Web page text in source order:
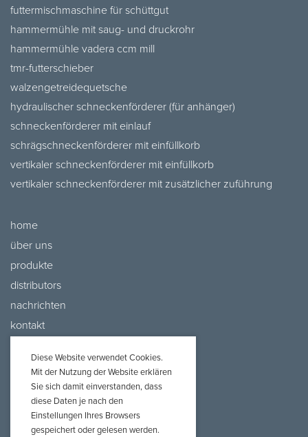
home
über uns
produkte
distributors
nachrichten
kontakt
futtermischmaschine für schüttgut
hammermühle mit saug- und druckrohr
hammermühle vadera ccm mill
tmr-futterschieber
walzengetreidequetsche
hydraulischer schneckenförderer (für anhänger)
schneckenförderer mit einlauf
schrägschneckenförderer mit einfüllkorb
vertikaler schneckenförderer mit einfüllkorb
vertikaler schneckenförderer mit zusätzlicher zuführung
Diese Website verwendet Cookies.
Mit der Nutzung der Website erklären
Sie sich damit einverstanden, dass
diese Daten je nach den
Einstellungen Ihres Browsers
gespeichert oder gelesen werden.